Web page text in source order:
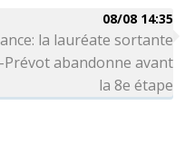
08/08 14:35
la lauréate sortante
Prévot abandonne avant
la 8e étape